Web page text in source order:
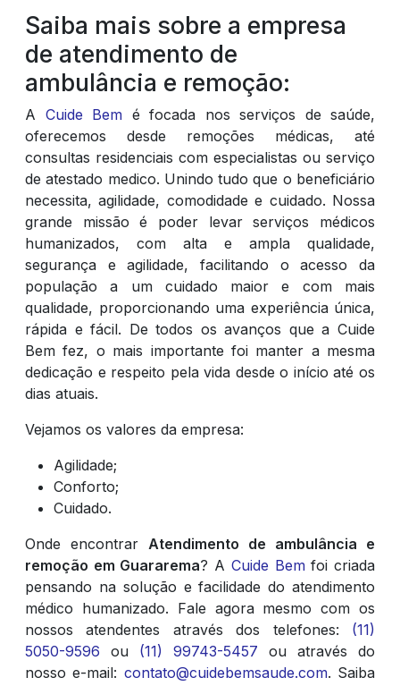
Saiba mais sobre a empresa
de atendimento de
ambulância e remoção:
A Cuide Bem é focada nos serviços de saúde,
oferecemos desde remoções médicas, até
consultas residenciais com especialistas ou serviço
de atestado medico. Unindo tudo que o beneficiário
necessita, agilidade, comodidade e cuidado. Nossa
grande missão é poder levar serviços médicos
humanizados, com alta e ampla qualidade,
segurança e agilidade, facilitando o acesso da
população a um cuidado maior e com mais
qualidade, proporcionando uma experiência única,
rápida e fácil. De todos os avanços que a Cuide
Bem fez, o mais importante foi manter a mesma
dedicação e respeito pela vida desde o início até os
dias atuais.
Vejamos os valores da empresa:
Agilidade;
Conforto;
Cuidado.
Onde encontrar Atendimento de ambulância e
remoção em Guararema? A Cuide Bemfoi criada
pensando na solução e facilidade do atendimento
médico humanizado. Fale agora mesmo com os
nossos atendentes através dos telefones: (11)
5050-9596 ou (11) 99743-5457 ou através do
nosso e-mail: contato@cuidebemsaude.com. Saiba